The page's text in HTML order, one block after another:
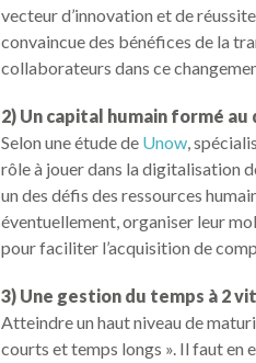
vecteur d’innovation et de
convaincue des bénéfices de la
collaborateurs dans ce
2) Un capital humain formé au
Selon une étude de Unow,
rôle à jouer dans la digitalisation
un des défis des ressources
éventuellement, organiser leur
pour faciliter l’acquisition de
3) Une gestion du temps à 2
Atteindre un haut niveau de
courts et temps longs ». Il faut en